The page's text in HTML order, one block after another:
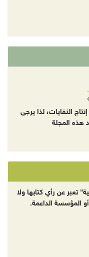
النفايات، لذا يرجى
هذه المجلة
تعبر عن رأي كتابها ولا
المؤسسة الداعمة.